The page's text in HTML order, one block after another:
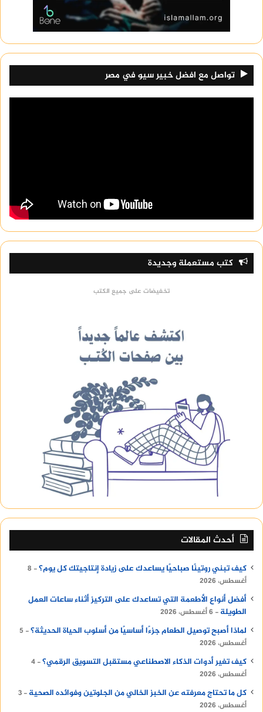
تواصل مع افضل خبير سيو في مصر
كتب مستعملة وجديدة
تخفيضات على جميع الكتب
أحدث المقالات
كيف تبني روتينًا صباحيًا يساعدك على زيادة إنتاجيتك كل يوم؟
8
أغسطس، 2026
أفضل أنواع الأطعمة التي تساعدك على التركيز أثناء ساعات العمل
الطويلة
6 أغسطس، 2026
لماذا أصبح توصيل الطعام جزءًا أساسيًا من أسلوب الحياة الحديثة؟
5
أغسطس، 2026
كيف تغير أدوات الذكاء الاصطناعي مستقبل التسويق الرقمي؟ 4
أغسطس، 2026
كل ما تحتاج معرفته عن الخبز الخالي من الجلوتين وفوائده الصحية
3
أغسطس، 2026